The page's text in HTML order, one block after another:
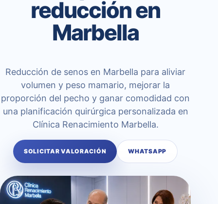
reducción en
Marbella
Reducción de senos en Marbella para aliviar
volumen y peso mamario, mejorar la
proporción del pecho y ganar comodidad con
una planificación quirúrgica personalizada en
Clínica Renacimiento Marbella.
SOLICITAR VALORACIÓN WHATSAPP